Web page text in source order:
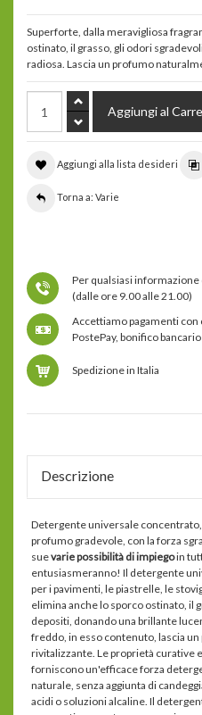
Superforte, dalla meravigliosa
ostinato, il grasso, gli odori
radiosa. Lascia un profumo
Aggiungi alla lista desideri
Torna a: Varie
Per qualsiasi
(dalle ore 9.00 alle 21.00)
Accettiamo pagamenti con
PostePay, bonifico
Spedizione in Italia
Descrizione
Detergente universale
profumo gradevole, con la forza
suevarie possibilità di impiegoin
entusiasmeranno! Il detergente
per i pavimenti, le piastrelle, le
elimina anche lo sporco ostinato, il
depositi, donando una brillante
freddo, in esso contenuto, lascia
rivitalizzante. Le proprietà curative
forniscono un'efficace forza
naturale, senza aggiunta di
acidi o soluzioni alcaline. Il